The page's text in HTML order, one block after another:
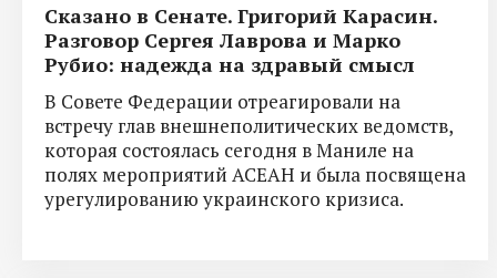
Сказано в Сенате. Григорий Карасин.
Разговор Сергея Лаврова и Марко
Рубио: надежда на здравый смысл
В Совете Федерации отреагировали на
встречу глав внешнеполитических ведомств,
которая состоялась сегодня в Маниле на
полях мероприятий АСЕАН и была посвящена
урегулированию украинского кризиса.